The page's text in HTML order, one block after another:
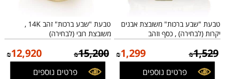
טבעת "שבע ברכות" משובצת אבנים
יקרות (לבחירה) , כסף וזהב
₪1,529
₪1,299
פרטים נוספים
טבעת "שבע ברכות" זהב 14K ,
משובצת רובי (לבחירה)
₪15,200
₪12,920
פרטים נוספים